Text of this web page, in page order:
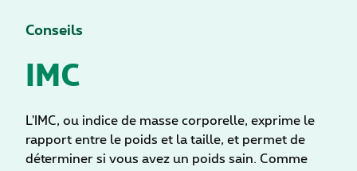
Conseils
IMC
L'IMC, ou indice de masse corporelle, exprime le
rapport entre le poids et la taille, et permet de
déterminer si vous avez un poids sain. Comme